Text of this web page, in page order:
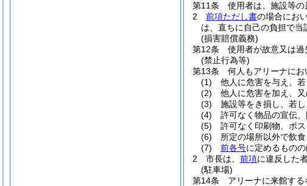
第11条
使用者は、施設等の
2
前項ただし書の場合にお
は、直ちに自己の負担で当
(損害賠償義務)
第12条
使用者が故意又は
(禁止行為等)
第13条
何人もアリーナにお
(1)
他人に危害を与え、
(2)
他人に危害を加え、
(3)
施設等をき損し、若
(4)
許可なく物品の宣伝
(5)
許可なく印刷物、ポ
(6)
所定の場所以外で飲
(7)
前各号に定めるもの
2
市長は、 前項に違反した
(駐車場)
第14条
アリーナに来館す